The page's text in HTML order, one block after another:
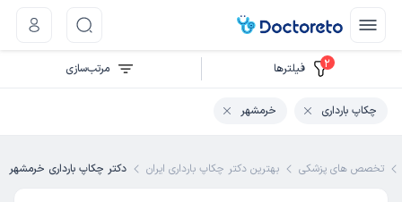
تخصص های پزشکی بهترین دکتر چکاپ بارداری ایران دکتر چکاپ بارداری خرمشهر
2 فیلتر‌ها مرتب‌سازی
چکاپ بارداری خرمشهر